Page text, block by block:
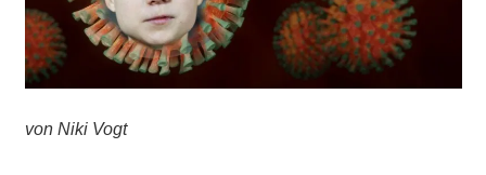
von Niki Vogt